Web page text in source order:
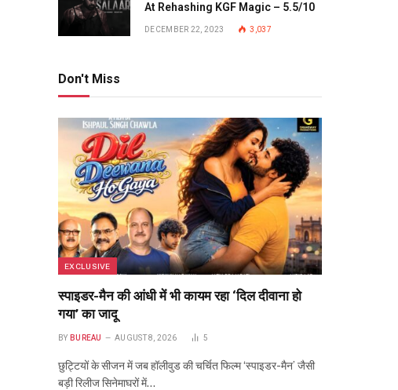
At Rehashing KGF Magic – 5.5/10
DECEMBER 22, 2023 3,037
Don't Miss
EXCLUSIVE
स्पाइडर-मैन की आंधी में भी कायम रहा ‘दिल दीवाना हो
गया’ का जादू
BY BUREAU AUGUST 8, 2026 5
छुट्टियों के सीजन में जब हॉलीवुड की चर्चित फिल्म ‘स्पाइडर-मैन’ जैसी
बड़ी रिलीज सिनेमाघरों में…